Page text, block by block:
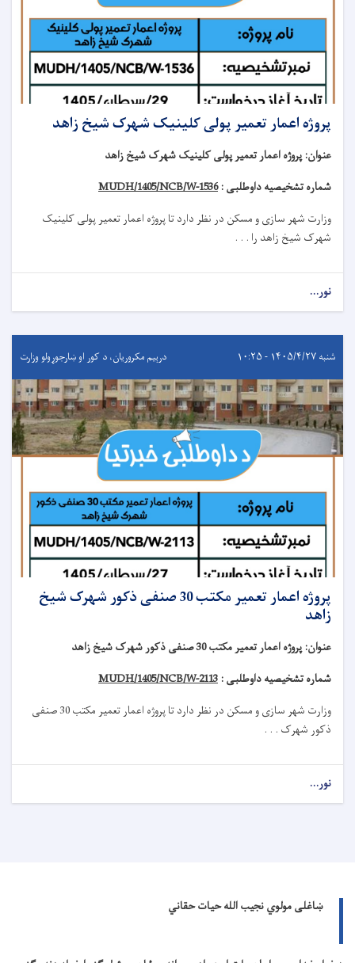
پروژه اعمار تعمیر پولی کلینیک شهرک شیخ زاهد
عنوان: پروژه اعمار تعمیر پولی کلینیک شهرک شیخ زاهد
شماره تشخیصیه داوطلبی :MUDH/1405/NCB/W-1536
وزارت شهر سازی و مسکن در نظر دارد تاپروژه اعمار تعمیرپولی کلینیک
شهرک شیخ زاهد را . . .
نور...
شنبه ۱۴۰۵/۴/۲۷ - ۱۰:۲۵ درېيم مکروریان، د کور او ښارجوړولو وزارت
پروژه اعمار تعمیر مکتب 30 صنفی ذکور شهرک شیخ
زاهد
عنوان: پروژه اعمار تعمیر مکتب 30 صنفی ذکور شهرک شیخ زاهد
شماره تشخیصیه داوطلبی : MUDH/1405/NCB/W-2113
وزارت شهر سازی و مسکن در نظر دارد تاپروژه
اعمار تعمیر مکتب 30 صنفی
ذکور شهرک . . .
نور...
ښاغلی مولوي نجیب الله حیات حقاني